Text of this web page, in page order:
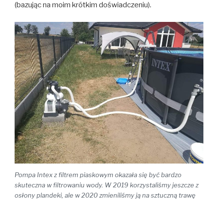
(bazując na moim krótkim doświadczeniu).
Pompa Intex z filtrem piaskowym okazała się być bardzo
skuteczna w filtrowaniu wody. W 2019 korzystaliśmy jeszcze z
osłony plandeki, ale w 2020 zmieniliśmy ją na sztuczną trawę